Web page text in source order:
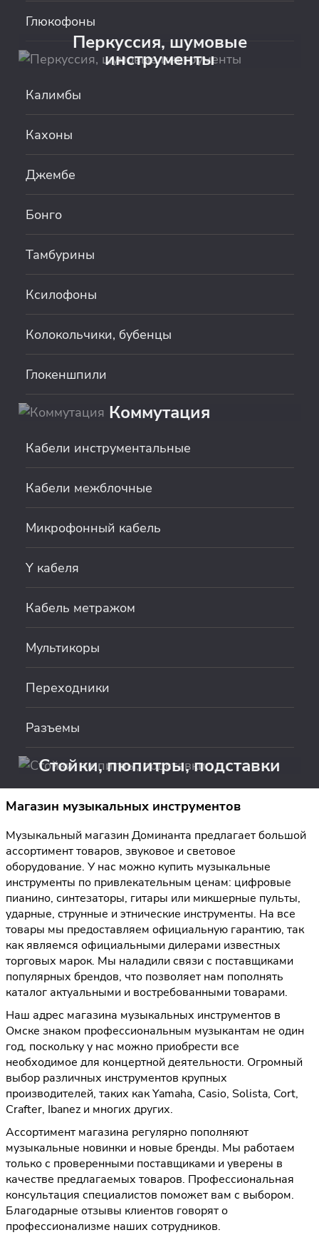
Глюкофоны
Перкуссия, шумовые
инструменты
Калимбы
Кахоны
Джембе
Бонго
Тамбурины
Ксилофоны
Колокольчики, бубенцы
Глокеншпили
Коммутация
Кабели инструментальные
Кабели межблочные
Микрофонный кабель
Y кабеля
Кабель метражом
Мультикоры
Переходники
Разъемы
Стойки, пюпитры, подставки
Магазин музыкальных инструментов
Музыкальный магазин Доминанта предлагает большой
ассортимент товаров, звуковое и световое
оборудование. У нас можно купить музыкальные
инструменты по привлекательным ценам: цифровые
пианино, синтезаторы, гитары или микшерные пульты,
ударные, струнные и этнические инструменты. На все
товары мы предоставляем официальную гарантию, так
как являемся официальными дилерами известных
торговых марок. Мы наладили связи с поставщиками
популярных брендов, что позволяет нам пополнять
каталог актуальными и востребованными товарами.
Наш адрес магазина музыкальных инструментов в
Омске знаком профессиональным музыкантам не один
год, поскольку у нас можно приобрести все
необходимое для концертной деятельности. Огромный
выбор различных инструментов крупных
производителей, таких как Yamaha, Casio, Solista, Cort,
Crafter, Ibanez и многих других.
Ассортимент магазина регулярно пополняют
музыкальные новинки и новые бренды. Мы работаем
только с проверенными поставщиками и уверены в
качестве предлагаемых товаров. Профессиональная
консультация специалистов поможет вам с выбором.
Благодарные отзывы клиентов говорят о
профессионализме наших сотрудников.